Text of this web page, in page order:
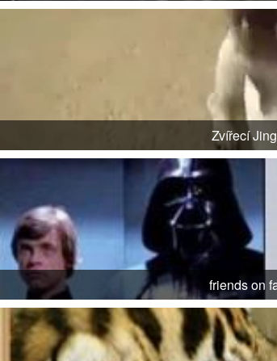
Zvířecí
friends on